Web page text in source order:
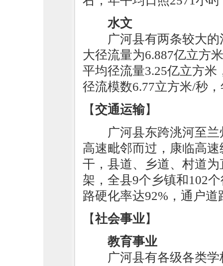
水文
广河县有两条较大
大径流量为6.887亿立方
平均径流量3.25亿立方米
径流模数6.77立方米/秒
【交通运输】
广河县东跨洮河至
高速毗邻而过，康临高
干，县道、乡道、村道
架，全县9个乡镇和102
路硬化率达92%，通户道
【社会事业】
教育事业
广河县有各级各类